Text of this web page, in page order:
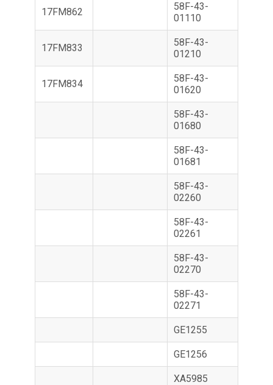
17FM862
58F-43-
01110
17FM833
58F-43-
01210
17FM834
58F-43-
01620
58F-43-
01680
58F-43-
01681
58F-43-
02260
58F-43-
02261
58F-43-
02270
58F-43-
02271
GE1255
GE1256
XA5985